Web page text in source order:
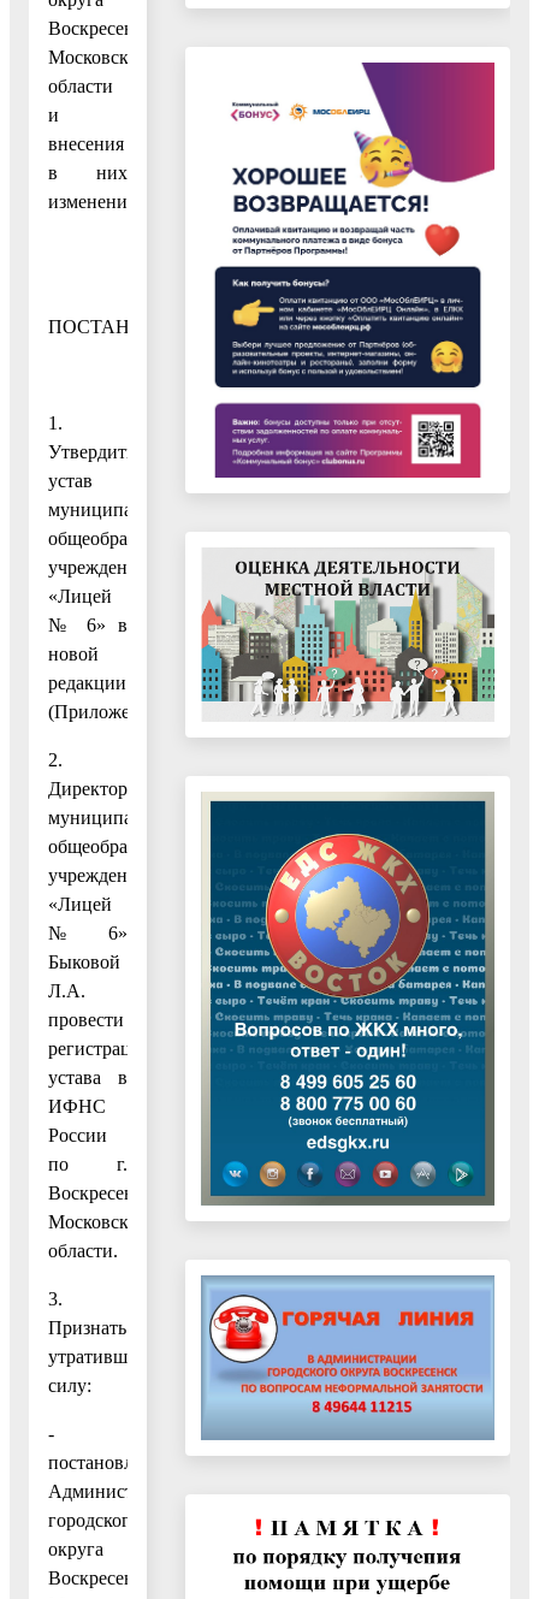
Воскресенск
Московской
области
и
внесения
в них
изменений»,
ПОСТАНОВЛЯЮ:
1.
Утвердить
устав
муниципального
общеобразовательного
учреждения
«Лицей
№ 6» в
новой
редакции.
(Приложение.)
2.
Директору
муниципального
общеобразовательного
учреждения
«Лицей
№ 6»
Быковой
Л.А.
провести
регистрацию
устава в
ИФНС
России
по г.
Воскресенску
Московской
области.
3.
Признать
утратившими
силу:
-
постановление
Администрации
городского
округа
Воскресенск